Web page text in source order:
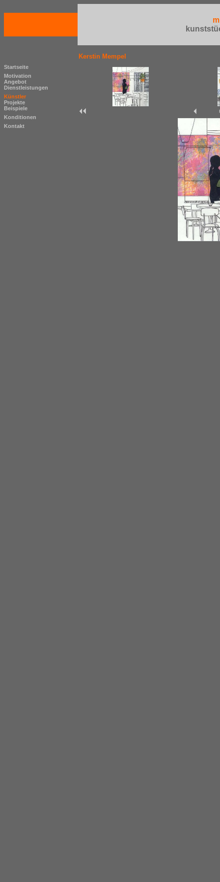
Startseite
Motivation
Angebot
Dienstleistungen
Künstler
Projekte
Beispiele
Konditionen
Kontakt
Kerstin Mempel